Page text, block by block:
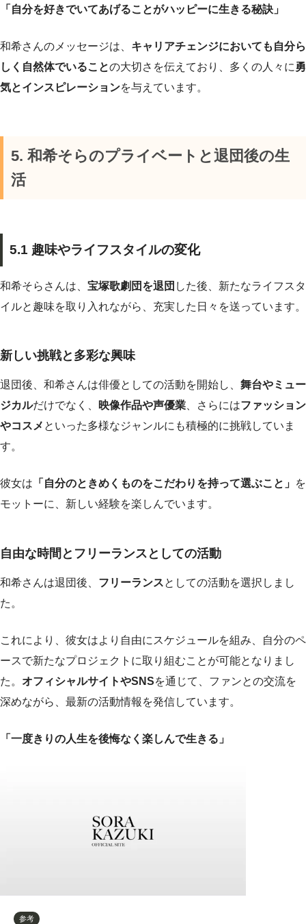
「自分を好きでいてあげることがハッピーに生きる秘訣」
和希さんのメッセージは、 キャリアチェンジにおいても自分ら
しく自然体でいることの大切さを伝えており、多くの人々に 勇
気とインスピレーションを与えています。
5. 和希そらのプライベートと退団後の生
活
5.1 趣味やライフスタイルの変化
和希そらさんは、 宝塚歌劇団を退団 した後、新たなライフスタ
イルと趣味を取り入れながら、充実した日々を送っています。
新しい挑戦と多彩な興味
退団後、和希さんは俳優としての活動を開始し、 舞台やミュー
ジカルだけでなく、 映像作品や声優業、さらにはファッション
やコスメ といった多様なジャンルにも積極的に挑戦していま
す。
彼女は 「自分のときめくものをこだわりを持って選ぶこと」 を
モットーに、新しい経験を楽しんでいます。
自由な時間とフリーランスとしての活動
和希さんは退団後、 フリーランスとしての活動を選択しまし
た。
これにより、彼女はより自由にスケジュールを組み、自分のペ
ースで新たなプロジェクトに取り組むことが可能となりまし
た。 オフィシャルサイトやSNSを通じて、ファンとの交流を
深めながら、最新の活動情報を発信しています。
「一度きりの人生を後悔なく楽しんで生きる」
参考